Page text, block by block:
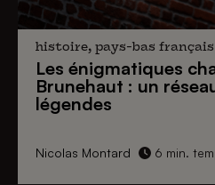
histoire, pays-bas français
Les énigmatiques
Brunehaut : un
légendes
Nicolas Montard 6 min.